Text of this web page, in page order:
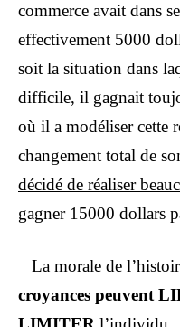
commerce avait dans
effectivement 5000
soit la situation dans
difficile, il gagnait
où il a modéliser cette
changement total de
décidé de réaliser
gagner 15000 dollars
La morale de
croyances peuvent